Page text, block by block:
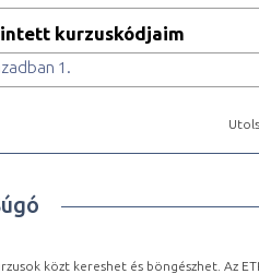
kurzuskódjaim
1.
közt kereshet és böngészhet. Az